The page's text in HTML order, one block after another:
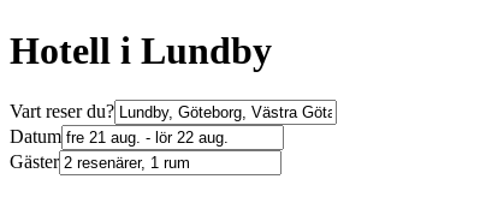
Hotell i Lundby
Vart reser du?
Datum
Gäster